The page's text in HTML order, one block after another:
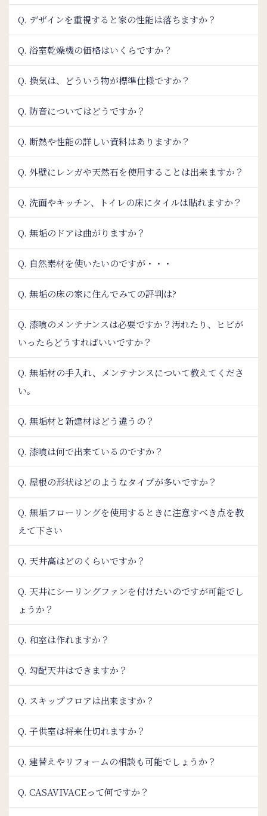
Q. デザインを重視すると家の性能は落ちますか？
Q. 浴室乾燥機の価格はいくらですか？
Q. 換気は、どういう物が標準仕様ですか？
Q. 防音についてはどうですか？
Q. 断熱や性能の詳しい資料はありますか？
Q. 外壁にレンガや天然石を使用することは出来ますか？
Q. 洗面やキッチン、トイレの床にタイルは貼れますか？
Q. 無垢のドアは曲がりますか？
Q. 自然素材を使いたいのですが・・・
Q. 無垢の床の家に住んでみての評判は?
Q. 漆喰のメンテナンスは必要ですか？汚れたり、ヒビが
いったらどうすればいいですか？
Q. 無垢材の手入れ、メンテナンスについて教えてくださ
い。
Q. 無垢材と新建材はどう違うの？
Q. 漆喰は何で出来ているのですか？
Q. 屋根の形状はどのようなタイプが多いですか？
Q. 無垢フローリングを使用するときに注意すべき点を教
えて下さい
Q. 天井高はどのくらいですか？
Q. 天井にシーリングファンを付けたいのですが可能でし
ょうか？
Q. 和室は作れますか？
Q. 勾配天井はできますか？
Q. スキップフロアは出来ますか？
Q. 子供室は将来仕切れますか？
Q. 建替えやリフォームの相談も可能でしょうか？
Q. CASAVIVACEって何ですか？